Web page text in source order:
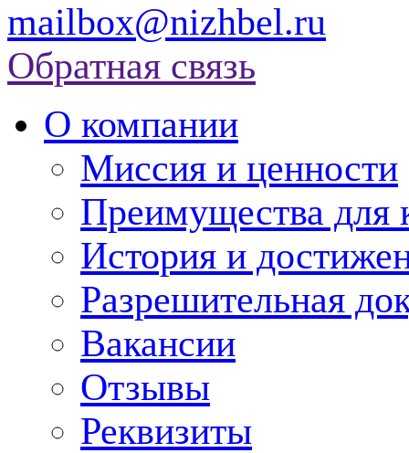
mailbox@nizhbel.ru
Обратная связь
О компании
Миссия и ценности
Преимущества для
История и
Разрешительная
Вакансии
Отзывы
Реквизиты